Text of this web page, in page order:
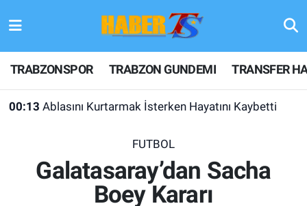
TRABZONSPOR TRABZON GUNDEMI TRANSFER
00:13 Ablasını Kurtarmak İsterken Hayatını Kaybetti
FUTBOL
Galatasaray’dan Sacha
Boey Kararı
TRABZONSPOR
TRABZON GUNDEMI
KULİS MEYDANI
Hava Durumu
Trafik Durumu
Son Dakika Haberleri